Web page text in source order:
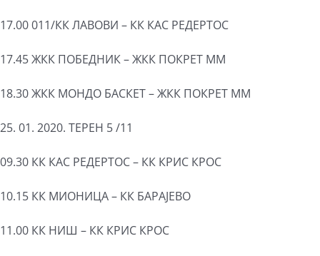
17.00 011/КК ЛАВОВИ – КК КАС РЕДЕРТОС
17.45 ЖКК ПОБЕДНИК – ЖКК ПОКРЕТ ММ
18.30 ЖКК МОНДО БАСКЕТ – ЖКК ПОКРЕТ ММ
25. 01. 2020. ТЕРЕН 5 /11
09.30 КК КАС РЕДЕРТОС – КК КРИС КРОС
10.15 КК МИОНИЦА – КК БАРАЈЕВО
11.00 КК НИШ – КК КРИС КРОС